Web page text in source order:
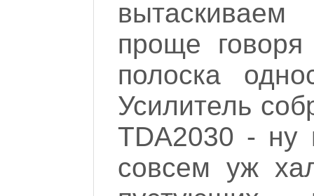
проще
полоска
Усилитель
TDA2030 - ну
совсем уж